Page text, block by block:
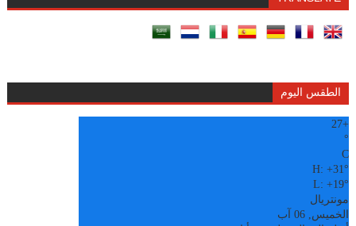
الطقس اليوم
+
27
°
C
H:+31°
L:+19°
مونتريال
الخميس, 06 آب